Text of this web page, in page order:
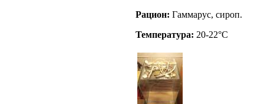
Рацион: Гаммарус, сироп.
Температура: 20-22°C